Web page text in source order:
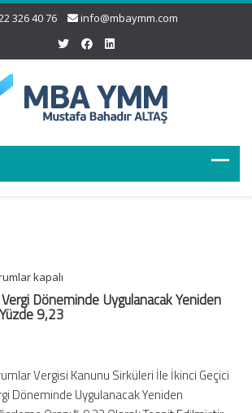
326 40 76 info@mbaymm.com
kapalı
Vergi Döneminde Uygulanacak Yeniden
9,23
Vergisi Kanunu Sirküleri İle İkinci Geçici
Döneminde Uygulanacak Yeniden